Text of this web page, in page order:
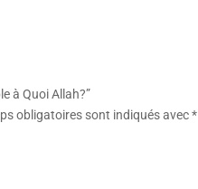
à Quoi Allah?”
obligatoires sont indiqués avec*